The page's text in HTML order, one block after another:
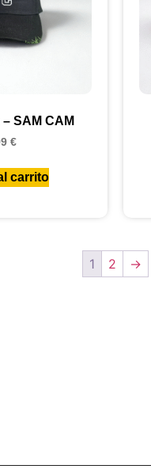
SAM CAM
€
carrito
1 2 →